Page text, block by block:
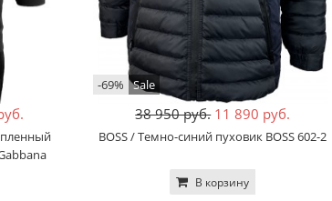
-69% Sale
38 950 руб. 11 890 руб.
BOSS / Темно-синий пуховик BOSS 602-2
В корзину